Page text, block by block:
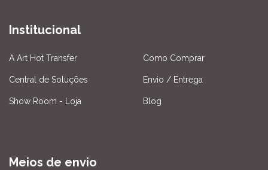
Institucional
A Art Hot Transfer Como Comprar
Central de Soluções Envio / Entrega
Show Room - Loja Blog
Meios de envio